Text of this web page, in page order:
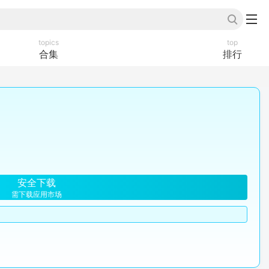
topics
合集
top
排行
安全下载
需下载应用市场